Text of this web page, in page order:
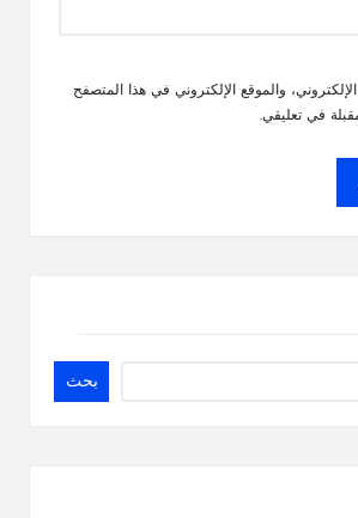
والموقع الإلكتروني في هذا المتصفح
في تعليقي.
بحث